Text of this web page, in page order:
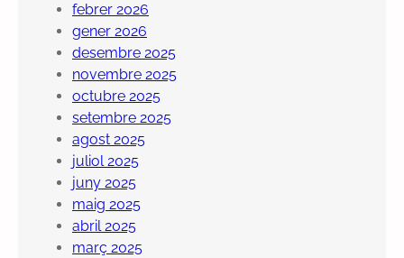
febrer 2026
gener 2026
desembre 2025
novembre 2025
octubre 2025
setembre 2025
agost 2025
juliol 2025
juny 2025
maig 2025
abril 2025
març 2025